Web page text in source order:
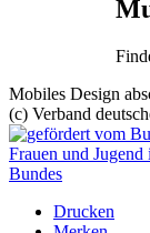
Mobiles Design
(c) Verband
Drucken